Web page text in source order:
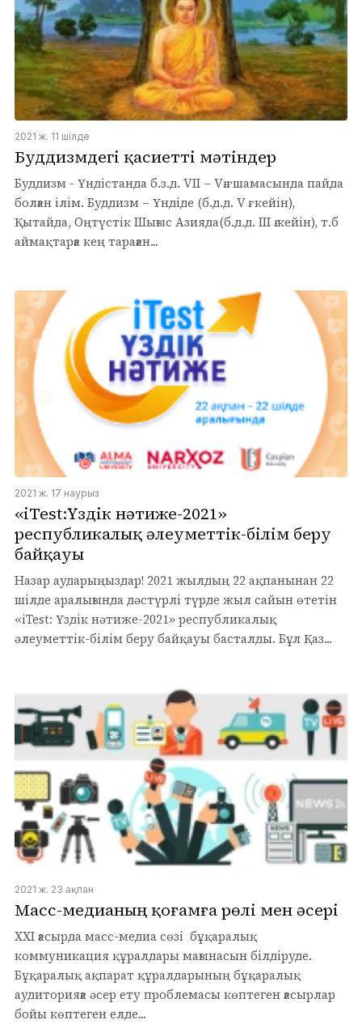
2021 ж. 11 шілде
Буддизмдегі қасиетті мәтіндер
Буддизм - Үндістанда б.з.д. VII – Vғ.ғ. шамасында пайда
болған ілім. Буддизм – Үндіде (б.д.д. V ғ. кейін),
Қытайда, Оңтүстік Шығыс Азияда(б.д.д. III ғ.кейін), т.б
аймақтарға кең тараған...
2021 ж. 17 наурыз
«iTest:Үздік нәтиже-2021»
республикалық әлеуметтік-білім беру
байқауы
Назар аударыңыздар! 2021 жылдың 22 ақпанынан 22
шілде аралығында дәстүрлі түрде жыл сайын өтетін
«iTest: Үздік нәтиже-2021» республикалық
әлеуметтік-білім беру байқауы басталды. Бұл Қаз...
2021 ж. 23 ақпан
Масс-медианың қоғамға рөлі мен әсері
XXI ғасырда масс-медиа сөзі бұқаралық
коммуникация құралдары мағынасын білдіруде.
Бұқаралық ақпарат құралдарының бұқаралық
аудиторияға әсер ету проблемасы көптеген ғасырлар
бойы көптеген елде...